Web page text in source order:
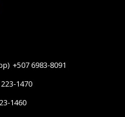
+507 6983-8091
1470
1460